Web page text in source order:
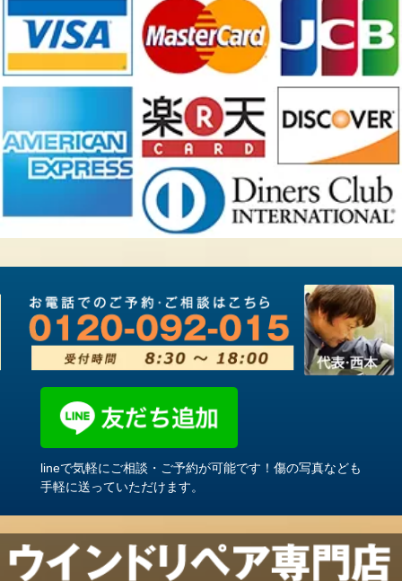
lineで気軽にご相談・ご予約が可能です！傷の写真なども
手軽に送っていただけます。